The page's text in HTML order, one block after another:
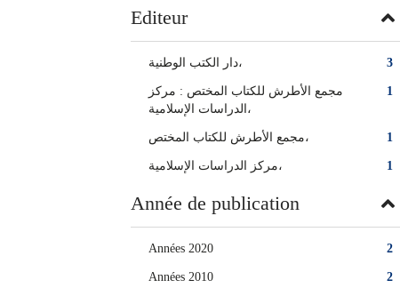
Editeur
3 دار الكتب الوطنية،
1
مجمع الأطرش للكتاب المختص‏ : ‏مركز
الدراسات الإسلامية‏،
1 مجمع الأطرش للكتاب المختص‏،
1 ‏مركز الدراسات الإسلامية‏،
Année de publication
2
Années 2020
2
Années 2010